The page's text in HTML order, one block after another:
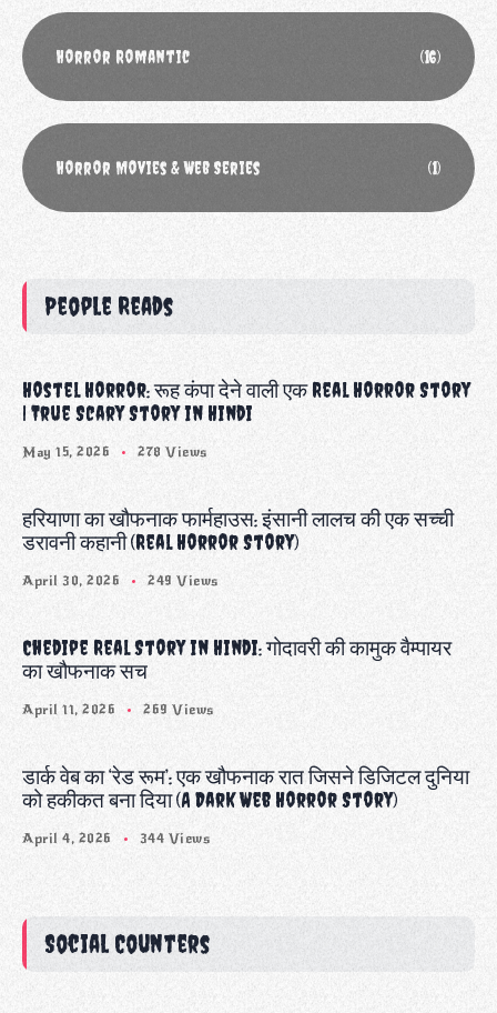
Horror Romantic (16)
Horror Movies & Web Series (1)
People Reads
Hostel Horror: रूह कंपा देने वाली एक Real Horror Story
| True Scary Story in Hindi
May 15, 2026 278 Views
हरियाणा का खौफनाक फार्महाउस: इंसानी लालच की एक सच्ची
डरावनी कहानी (Real Horror Story)
April 30, 2026 249 Views
Chedipe Real Story in Hindi: गोदावरी की कामुक वैम्पायर
का खौफनाक सच
April 11, 2026 269 Views
डार्क वेब का ‘रेड रूम’: एक खौफनाक रात जिसने डिजिटल दुनिया
को हकीकत बना दिया (A Dark Web Horror Story)
April 4, 2026 344 Views
Social Counters